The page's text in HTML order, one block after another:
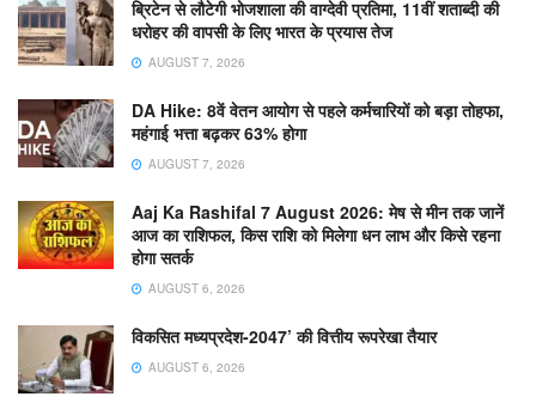
ब्रिटेन से लौटेगी भोजशाला की वाग्देवी प्रतिमा, 11वीं शताब्दी की
धरोहर की वापसी के लिए भारत के प्रयास तेज
AUGUST 7, 2026
DA Hike: 8वें वेतन आयोग से पहले कर्मचारियों को बड़ा तोहफा,
महंगाई भत्ता बढ़कर 63% होगा
AUGUST 7, 2026
Aaj Ka Rashifal 7 August 2026: मेष से मीन तक जानें
आज का राशिफल, किस राशि को मिलेगा धन लाभ और किसे रहना
होगा सतर्क
AUGUST 6, 2026
विकसित मध्यप्रदेश-2047’ की वित्तीय रूपरेखा तैयार
AUGUST 6, 2026